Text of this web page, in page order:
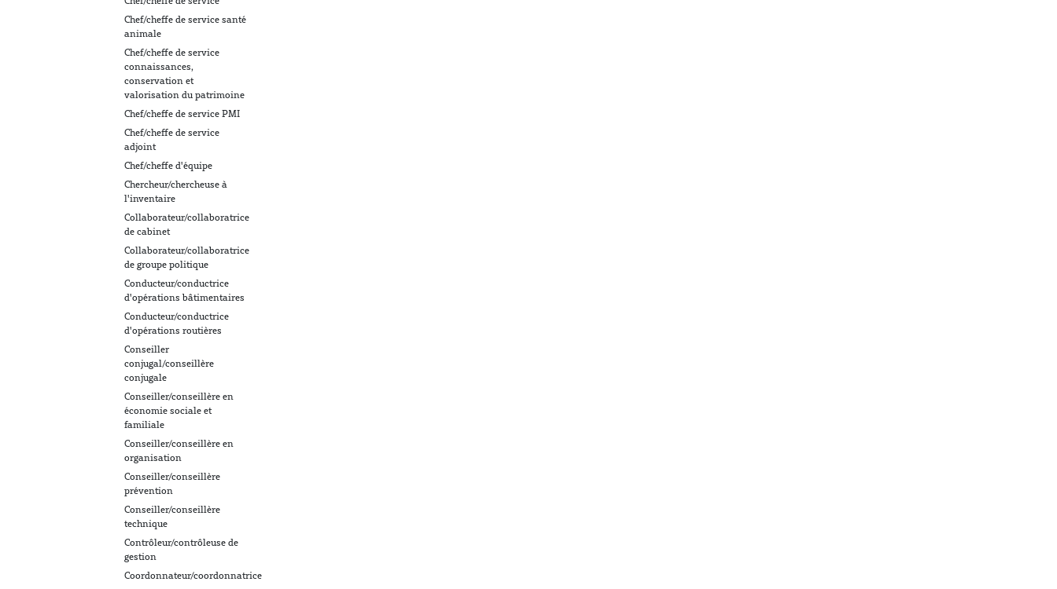
Chef/cheffe de service santé
animale
Chef/cheffe de service
connaissances,
conservation et
valorisation du patrimoine
Chef/cheffe de service PMI
Chef/cheffe de service
adjoint
Chef/cheffe d'équipe
Chercheur/chercheuse à
l'inventaire
Collaborateur/collaboratrice
de cabinet
Collaborateur/collaboratrice
de groupe politique
Conducteur/conductrice
d'opérations bâtimentaires
Conducteur/conductrice
d'opérations routières
Conseiller
conjugal/conseillère
conjugale
Conseiller/conseillère en
économie sociale et
familiale
Conseiller/conseillère en
organisation
Conseiller/conseillère
prévention
Conseiller/conseillère
technique
Contrôleur/contrôleuse de
gestion
Coordonnateur/coordonnatrice